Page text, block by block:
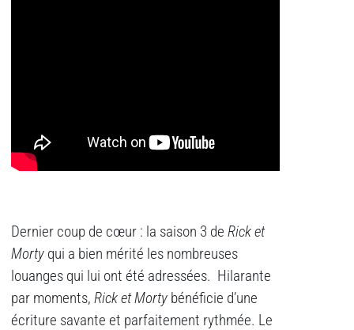
Dernier coup de cœur : la saison 3 de Rick et
Morty qui a bien mérité les nombreuses
louanges qui lui ont été adressées. Hilarante
par moments, Rick et Morty bénéficie d’une
écriture savante et parfaitement rythmée. Le